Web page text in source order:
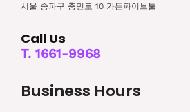
서울 송파구 충민로 10 가든파이브툴
Call Us
T. 1661-9968
Business Hours